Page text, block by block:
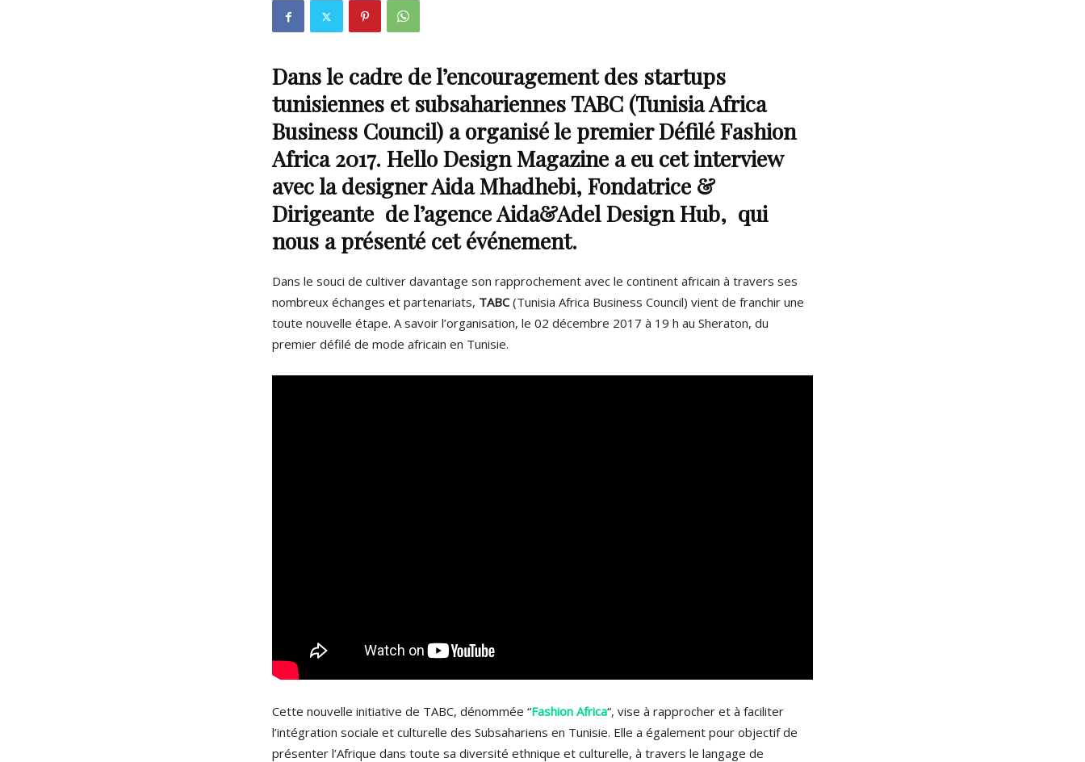
Dans le cadre de l’encouragement des startups
tunisiennes et subsahariennesTABC (Tunisia Africa
Business Council) a organisé le premier Défilé Fashion
Africa 2017. Hello Design Magazine a eu cet interview
avec la designer Aida Mhadhebi, Fondatrice &
Dirigeante de l’agence Aida&Adel Design Hub, qui
nous a présenté cet événement.
Dans le souci de cultiver davantage son rapprochement avec le continent africain à travers ses
nombreux échanges et partenariats, TABC(Tunisia Africa Business Council) vient de franchir une
toute nouvelle étape. A savoir l’organisation, le 02 décembre 2017 à 19 h au Sheraton, du
premier défilé de mode africain en Tunisie.
Cette nouvelle initiative de TABC, dénommée “Fashion Africa“, vise à rapprocher et à faciliter
l’intégration sociale et culturelle des Subsahariens en Tunisie. Elle a également pour objectif de
présenter l’Afrique dans toute sa diversité ethnique et culturelle, à travers le langage de